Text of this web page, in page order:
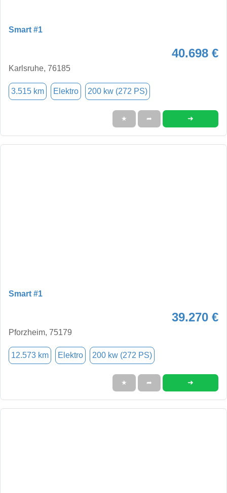
Smart #1
40.698 €
Karlsruhe, 76185
3.515 km Elektro 200 kw (272 PS)
★ ➦ ➜
Smart #1
39.270 €
Pforzheim, 75179
12.573 km Elektro 200 kw (272 PS)
★ ➦ ➜